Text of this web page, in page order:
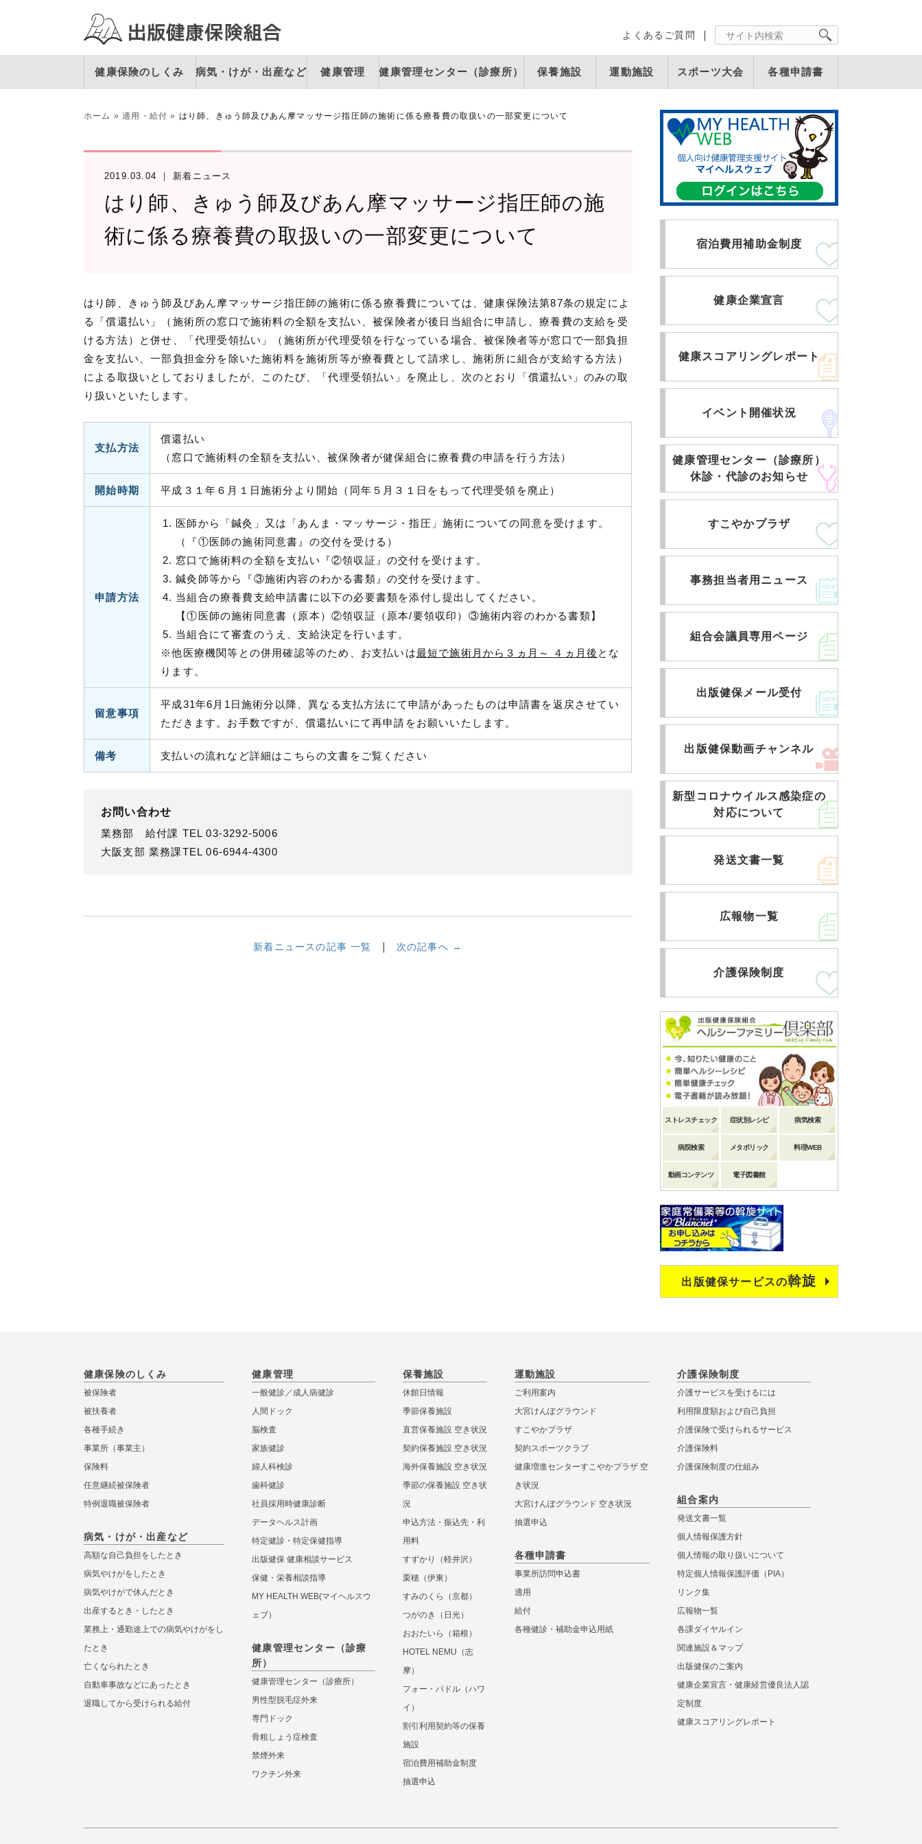
よくあるご質問
健康保険のしくみ 病気・けが・出産など 健康管理 健康管理センター（診療所） 保養施設 運動施設 スポーツ大会 各種申請書
ホーム »適用・給付 » はり師、きゅう師及びあん摩マッサージ指圧師の施術に係る療養費の取扱いの一部変更について
2019.03.04 新着ニュース
はり師、きゅう師及びあん摩マッサージ指圧師の施
術に係る療養費の取扱いの一部変更について
はり師、きゅう師及びあん摩マッサージ指圧師の施術に係る療養費については、健康保険法第87条の規定によ
る「償還払い」（施術所の窓口で施術料の全額を支払い、被保険者が後日当組合に申請し、療養費の支給を受
ける方法）と併せ、「代理受領払い」（施術所が代理受領を行なっている場合、被保険者等が窓口で一部負担
金を支払い、一部負担金分を除いた施術料を施術所等が療養費として請求し、施術所に組合が支給する方法）
による取扱いとしておりましたが、このたび、「代理受領払い」を廃止し、次のとおり「償還払い」のみの取
り扱いといたします。
支払方法
償還払い
（窓口で施術料の全額を支払い、被保険者が健保組合に療養費の申請を行う方法）
開始時期 平成３１年６月１日施術分より開始（同年５月３１日をもって代理受領を廃止）
申請方法
医師から「鍼灸」又は「あんま・マッサージ・指圧」施術についての同意を受けます。
（『①医師の施術同意書』の交付を受ける）
窓口で施術料の全額を支払い『②領収証』の交付を受けます。
鍼灸師等から『③施術内容のわかる書類』の交付を受けます。
当組合の療養費支給申請書に以下の必要書類を添付し提出してください。
【①医師の施術同意書（原本）②領収証（原本/要領収印）③施術内容のわかる書類】
当組合にて審査のうえ、支給決定を行います。
※他医療機関等との併用確認等のため、お支払いは最短で施術月から３ヵ月～ ４ヵ月後 とな
ります。
留意事項
平成31年6月1日施術分以降、異なる支払方法にて申請があったものは申請書を返戻させてい
ただきます。お手数ですが、償還払いにて再申請をお願いいたします。
備考 支払いの流れなど詳細はこちらの文書をご覧ください
お問い合わせ
業務部 給付課 TEL 03-3292-5006
大阪支部 業務課TEL 06-6944-4300
新着ニュースの記事 一覧 次の記事へ →
宿泊費用補助金制度
健康企業宣言
健康スコアリングレポート
イベント開催状況
健康管理センター（診療所）
休診・代診のお知らせ
すこやかプラザ
事務担当者用ニュース
組合会議員専用ページ
出版健保メール受付
出版健保動画チャンネル
新型コロナウイルス感染症の
対応について
発送文書一覧
広報物一覧
介護保険制度
ストレスチェック 症状別レシピ 病気検索
病院検索 メタボリック 料理WEB
動画コンテンツ 電子図書館
出版健保サービスの斡旋
健康保険のしくみ
被保険者
被扶養者
各種手続き
事業所（事業主）
保険料
任意継続被保険者
特例退職被保険者
病気・けが・出産など
高額な自己負担をしたとき
病気やけがをしたとき
病気やけがで休んだとき
出産するとき・したとき
業務上・通勤途上での病気やけがをし
たとき
亡くなられたとき
自動車事故などにあったとき
退職してから受けられる給付
健康管理
一般健診／成人病健診
人間ドック
脳検査
家族健診
婦人科検診
歯科健診
社員採用時健康診断
データヘルス計画
特定健診・特定保健指導
出版健保 健康相談サービス
保健・栄養相談指導
MY HEALTH WEB(マイヘルスウ
ェブ）
健康管理センター（診療
所）
健康管理センター（診療所）
男性型脱毛症外来
専門ドック
骨粗しょう症検査
禁煙外来
ワクチン外来
保養施設
休館日情報
季節保養施設
直営保養施設 空き状況
契約保養施設 空き状況
海外保養施設 空き状況
季節の保養施設 空き状
況
申込方法・振込先・利
用料
すずかり（軽井沢）
栗穂（伊東）
すみのくら（京都）
つがのき（日光）
おおたいら（箱根）
HOTEL NEMU（志
摩）
フォー・パドル（ハワ
イ）
割引利用契約等の保養
施設
宿泊費用補助金制度
抽選申込
運動施設
ご利用案内
大宮けんぽグラウンド
すこやかプラザ
契約スポーツクラブ
健康増進センターすこやかプラザ 空
き状況
大宮けんぽグラウンド 空き状況
抽選申込
各種申請書
事業所訪問申込書
適用
給付
各種健診・補助金申込用紙
介護保険制度
介護サービスを受けるには
利用限度額および自己負担
介護保険で受けられるサービス
介護保険料
介護保険制度の仕組み
組合案内
発送文書一覧
個人情報保護方針
個人情報の取り扱いについて
特定個人情報保護評価（PIA）
リンク集
広報物一覧
各課ダイヤルイン
関連施設＆マップ
出版健保のご案内
健康企業宣言・健康経営優良法人認
定制度
健康スコアリングレポート